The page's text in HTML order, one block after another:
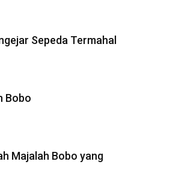
Sepeda Termahal
Bobo
Majalah Bobo yang